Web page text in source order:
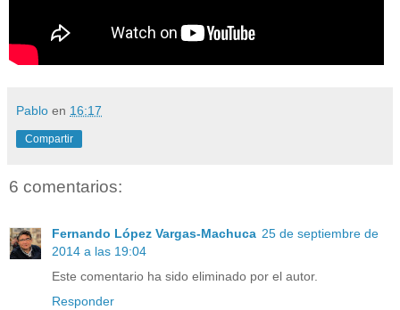
Pablo en 16:17
Compartir
6 comentarios:
Fernando López Vargas-Machuca 25 de septiembre de
2014 a las 19:04
Este comentario ha sido eliminado por el autor.
Responder